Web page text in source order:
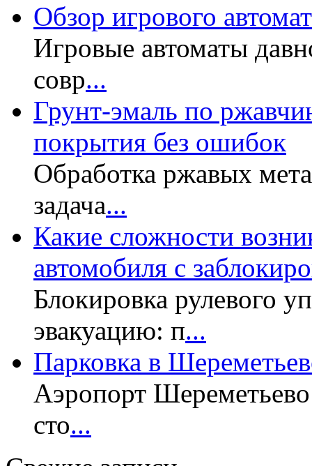
Обзор игрового
Игровые автоматы
совр...
Грунт-эмаль по
покрытия без ошибок
Обработка ржавых
задача...
Какие сложности
автомобиля с
Блокировка рулевого
эвакуацию: п...
Парковка в
Аэропорт Шереметьево
сто...